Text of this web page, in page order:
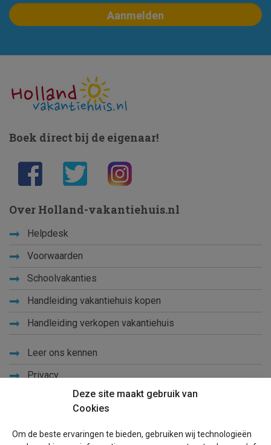
Deze site maakt gebruik van
Cookies
Om de beste ervaringen te bieden, gebruiken wij technologieën
Boek direct bij de eigenaar!
Over Holland-vakantiehuis.nl
Helpdesk
Voorwaarden
Schoolvakanties
Handleiding vakantiehuis kopen
Handleiding verkopen vakantiehuis
Leer ons kennen
Privacy
Blog